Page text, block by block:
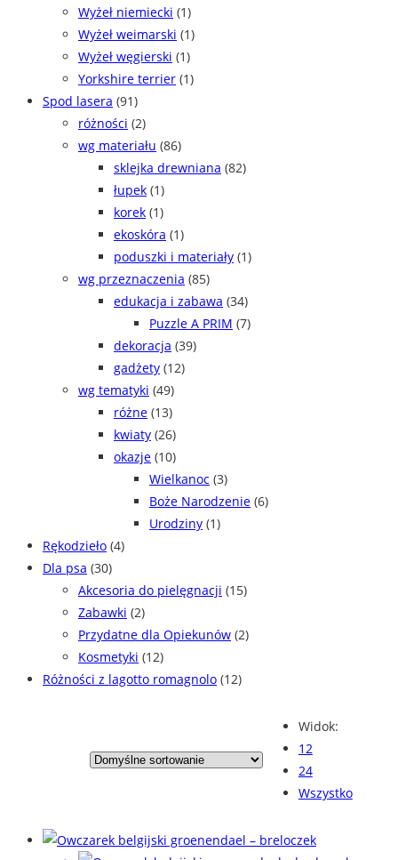
Widok:
12
24
Wszystko
Wyżeł niemiecki (1)
Wyżeł weimarski (1)
Wyżeł węgierski (1)
Yorkshire terrier (1)
Spod lasera (91)
różności (2)
wg materiału (86)
sklejka drewniana (82)
łupek (1)
korek (1)
ekoskóra (1)
poduszki i materiały (1)
wg przeznaczenia (85)
edukacja i zabawa (34)
Puzzle A PRIM (7)
dekoracja (39)
gadżety (12)
wg tematyki (49)
różne (13)
kwiaty (26)
okazje (10)
Wielkanoc (3)
Boże Narodzenie (6)
Urodziny (1)
Rękodzieło (4)
Dla psa (30)
Akcesoria do pielęgnacji (15)
Zabawki (2)
Przydatne dla Opiekunów (2)
Kosmetyki (12)
Różności z lagotto romagnolo (12)